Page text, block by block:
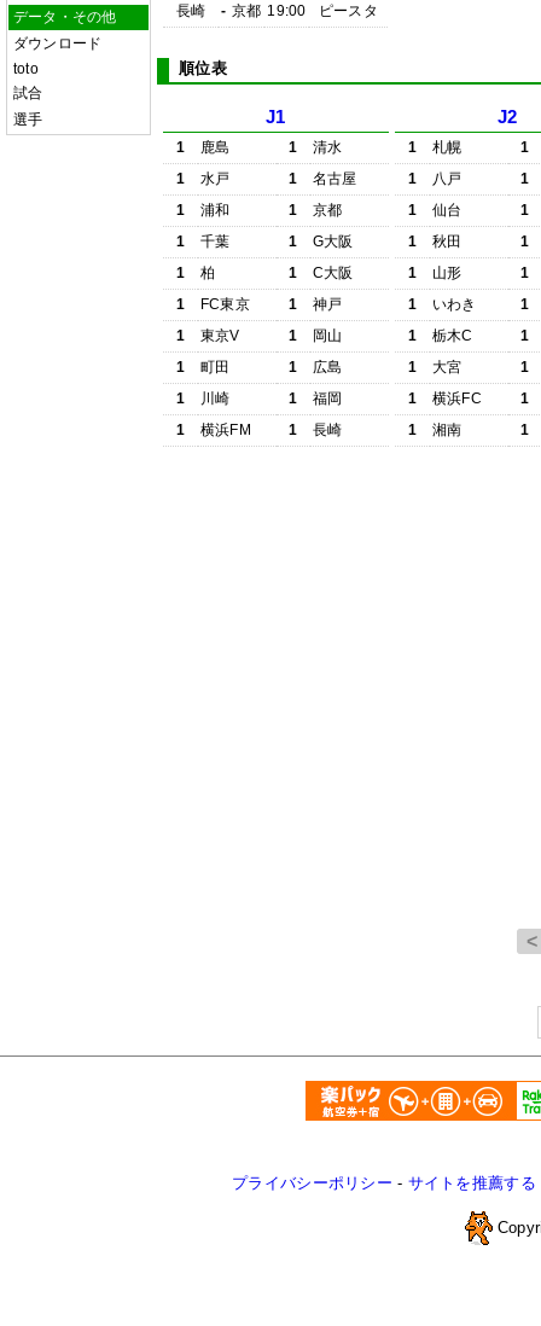
データ・その他
ダウンロード
toto
試合
選手
長崎
- 京都 19:00 ピースタ
順位表
J1
1 鹿島 1
清水
1
水戸 1
名古屋
1
浦和 1
京都
1
千葉 1
G大阪
1
柏 1
C大阪
1
FC東京 1
神戸
1
東京V 1
岡山
1
町田 1
広島
1
川崎 1
福岡
1
横浜FM 1 長崎
J2
1 札幌
1
1
八戸
1
1
仙台
1
1
秋田
1
1
山形
1
1
いわき
1
1
栃木C
1
1
大宮
1
1
横浜FC
1
1
湘南 1
プライバシーポリシー - サイトを推薦する